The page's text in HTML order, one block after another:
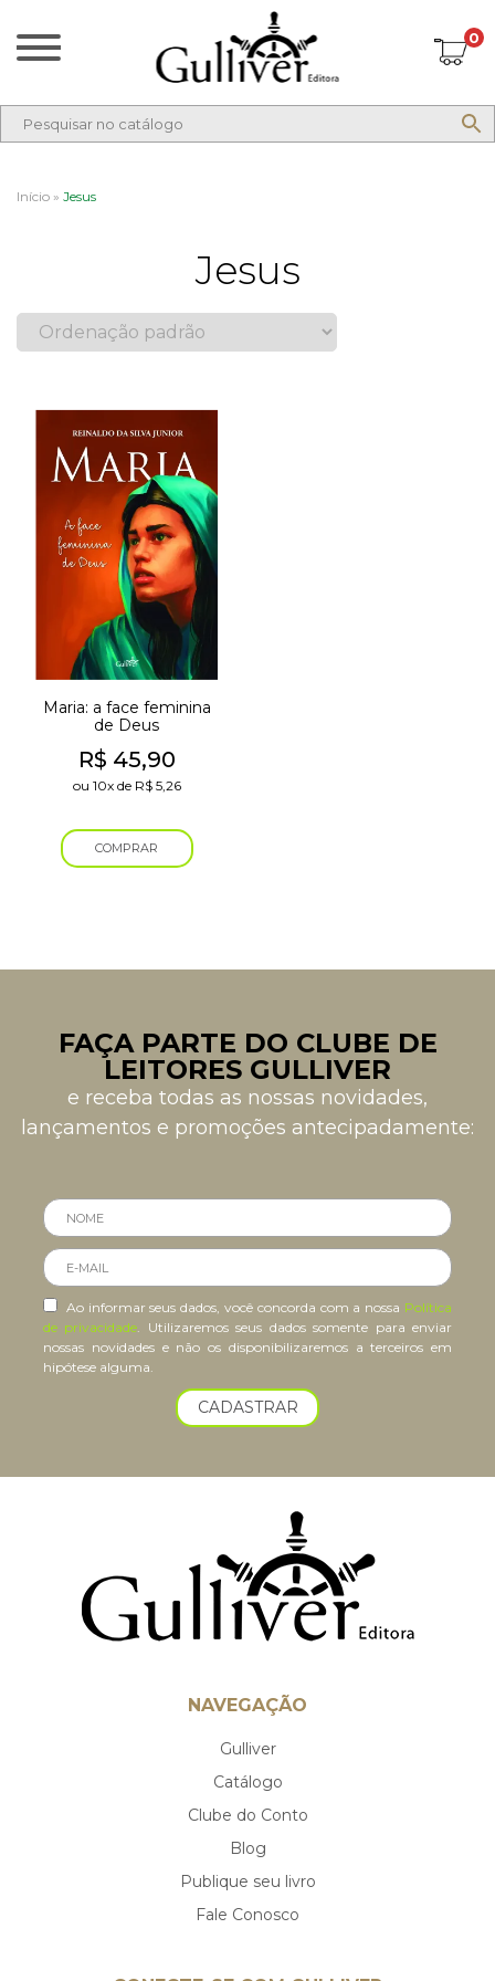
0
Início » Jesus
Jesus
Maria: a face feminina
de Deus
R$ 45,90
ou 10xde R$5,26
COMPRAR
FAÇA PARTE DO CLUBE DE
LEITORES GULLIVER
e receba todas as nossas novidades,
lançamentos e promoções antecipadamente:
Ao informar seus dados, você concorda com a nossa Política
de privacidade. Utilizaremos seus dados somente para enviar
nossas novidades e não os disponibilizaremos a terceiros em
hipótese alguma.
CADASTRAR
NAVEGAÇÃO
Gulliver
Catálogo
Clube do Conto
Blog
Publique seu livro
Fale Conosco